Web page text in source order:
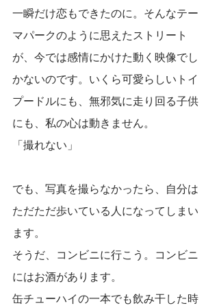
一瞬だけ恋もできたのに。そんなテー
マパークのように思えたストリート
が、今では感情にかけた動く映像でし
かないのです。いくら可愛らしいトイ
プードルにも、無邪気に走り回る子供
にも、私の心は動きません。
「撮れない」
でも、写真を撮らなかったら、自分は
ただただ歩いている人になってしまい
ます。
そうだ、コンビニに行こう。コンビニ
にはお酒があります。
缶チューハイの一本でも飲み干した時